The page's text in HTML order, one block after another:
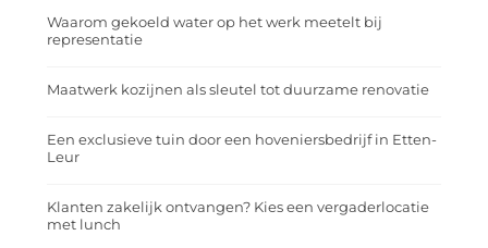
Waarom gekoeld water op het werk meetelt bij
representatie
Maatwerk kozijnen als sleutel tot duurzame renovatie
Een exclusieve tuin door een hoveniersbedrijf in Etten-
Leur
Klanten zakelijk ontvangen? Kies een vergaderlocatie
met lunch